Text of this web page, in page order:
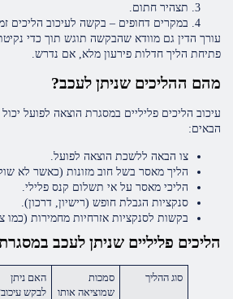
תצהיר חתום.
במקרים דחופים – בקשה לעיכוב הליכים
עורך הדין גם מוודא שהבקשה תוגש תוך כדי
פתיחת הליך חדלות פירעון מלא, אם נדרש.
מהם ההליכים שניתן לעכב?
עיכוב הליכים פליליים במסגרת הוצאה לפועל
הבאים:
צו הבאה ללשכת הוצאה לפועל.
הליך מאסר בשל חוב מזונות (כאשר לא
הליכי מאסר על אי תשלום קנס פלילי.
סנקציות הגבלת חופש (רישיון, דרכון).
בקשות לסנקציות אזרחיות מחמירות (כמו
הליכים פליליים שניתן לעכב
סוג ההליך
סמכות
שמוציאה אותו
האם ניתן
לבקש